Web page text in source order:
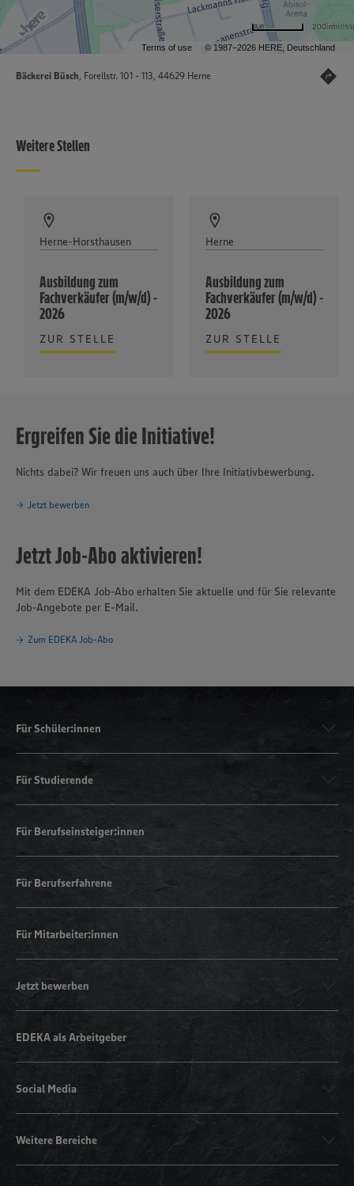
Terms of use © 1987–2026 HERE, Deutschland
200 m
Bäckerei Büsch, Forellstr. 101 - 113, 44629 Herne
Weitere Stellen
Herne-Horsthausen
Ausbildung zum
Fachverkäufer (m/w/d) -
2026
ZUR STELLE
Herne
Ausbildung zum
Fachverkäufer (m/w/d) -
2026
ZUR STELLE
Ergreifen Sie die Initiative!
Nichts dabei? Wir freuen uns auch über Ihre Initiativbewerbung.
Jetzt bewerben
Jetzt Job-Abo aktivieren!
Mit dem EDEKA Job-Abo erhalten Sie aktuelle und für Sie relevante
Job-Angebote per E-Mail.
Zum EDEKA Job-Abo
Für Schüler:innen
Für Studierende
Für Berufseinsteiger:innen
Für Berufserfahrene
Für Mitarbeiter:innen
Jetzt bewerben
EDEKA als Arbeitgeber
Social Media
Weitere Bereiche